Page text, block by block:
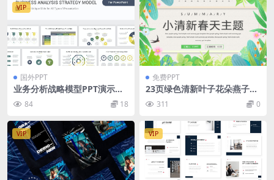
VIP
国外PPT
业务分析战略模型PPT演示文
稿 Business Analysis Strate
gy Model PowerPoint
84 18
免费PPT
23页绿色清新叶子花朵燕子春
天主题PPT模板
311 0
VIP VIP